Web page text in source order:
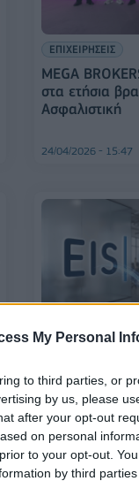
My Personal
to third parties, or
by us, please
after your opt-out
on personal
to your opt-out.
by third
ΕΠΙΧΕΙΡΗΣΕΙΣ
MEGA
στα ετήσια
Ασφαλιστική
24/04/2026 - 15:47
ΕΠΙΧΕΙΡΗΣΕΙΣ
Κεντρική και
την εξαγορά
Solutions
22/12/2025 - 16:53